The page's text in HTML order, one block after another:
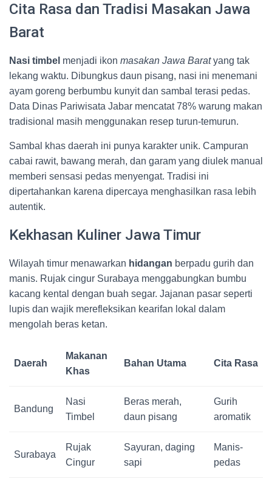
Cita Rasa dan Tradisi Masakan Jawa
Barat
Nasi timbel menjadi ikon masakan Jawa Baratyang tak
lekang waktu. Dibungkus daun pisang, nasi ini menemani
ayam goreng berbumbu kunyit dan sambal terasi pedas.
Data Dinas Pariwisata Jabar mencatat 78% warung makan
tradisional masih menggunakan resep turun-temurun.
Sambal khas daerah ini punya karakter unik. Campuran
cabai rawit, bawang merah, dan garam yang diulek manual
memberi sensasi pedas menyengat. Tradisi ini
dipertahankan karena dipercaya menghasilkan rasa lebih
autentik.
Kekhasan Kuliner Jawa Timur
Wilayah timur menawarkan hidangan berpadu gurih dan
manis. Rujak cingur Surabaya menggabungkan bumbu
kacang kental dengan buah segar. Jajanan pasar seperti
lupis dan wajik merefleksikan kearifan lokal dalam
mengolah beras ketan.
Daerah
Makanan
Khas
Bahan Utama Cita Rasa
Bandung
Nasi
Timbel
Beras merah,
daun pisang
Gurih
aromatik
Surabaya
Rujak
Cingur
Sayuran, daging
sapi
Manis-
pedas